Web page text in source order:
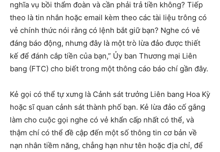
nghĩa vụ bồi thẩm đoàn và cần phải trả tiền không? Tiếp
theo là tin nhắn hoặc email kèm theo các tài liệu trông có
vẻ chính thức nói rằng có lệnh bắt giữ bạn? Nghe có vẻ
đáng báo động, nhưng đây là một trò lừa đảo được thiết
kế để đánh cắp tiền của bạn,” Ủy ban Thương mại Liên
bang (FTC) cho biết trong một thông cáo báo chí gần đây.
Kẻ gọi có thể tự xưng là Cảnh sát trưởng Liên bang Hoa Kỳ
hoặc sĩ quan cảnh sát thành phố bạn. Kẻ lừa đảo cố gắng
làm cho cuộc gọi nghe có vẻ khẩn cấp nhất có thể, và
thậm chí có thể đề cập đến một số thông tin cơ bản về
nạn nhân tiềm năng, chẳng hạn như tên hoặc địa chỉ, để